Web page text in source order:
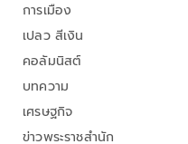
การเมือง
เปลว สีเงิน
คอลัมนิสต์
บทความ
เศรษฐกิจ
ข่าวพระราชสำนัก